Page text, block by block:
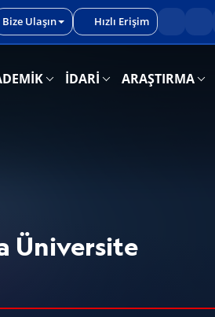
İDARİ ARAŞTIRMA
Bize Ulaşın Hızlı Erişim
Üniversite